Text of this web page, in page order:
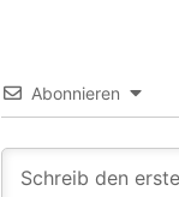
Abonnieren